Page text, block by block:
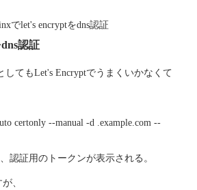
でlet's encryptをdns認証
認証
してもLet's Encryptでうまくいかなくて
certonly --manual -d .example.com --
認証用のトークンが表示される。
、